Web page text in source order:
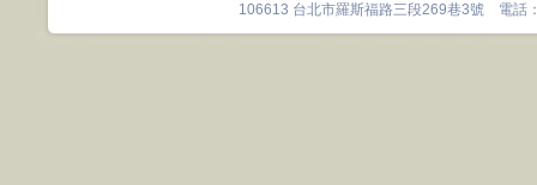
106613 台北市羅斯福路三段269巷3號 電